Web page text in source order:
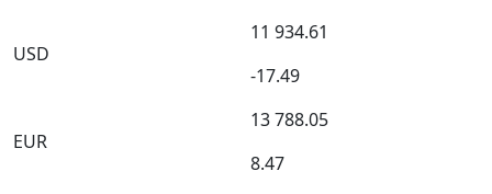
USD
11 934.61
-17.49
EUR
13 788.05
8.47